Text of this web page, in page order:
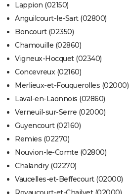
Lappion (02150)
Anguilcourt-le-Sart (02800)
Boncourt (02350)
Chamouille (02860)
Vigneux-Hocquet (02340)
Concevreux (02160)
Merlieux-et-Fouquerolles (02000)
Laval-en-Laonnois (02860)
Verneuil-sur-Serre (02000)
Guyencourt (02160)
Remies (02270)
Nouvion-le-Comte (02800)
Chalandry (02270)
Vaucelles-et-Beffecourt (02000)